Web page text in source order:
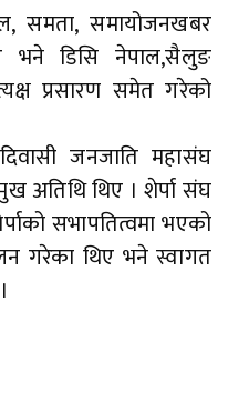
समता, समायोजनखबर
भने डिसि नेपाल,सैलुङ
प्रसारण समेत गरेको
जनजाति महासंघ
अतिथि थिए । शेर्पा संघ
सभापतित्वमा भएको
गरेका थिए भने स्वागत